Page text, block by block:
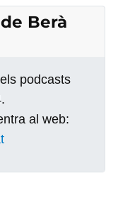
Berà
podcasts
al web: